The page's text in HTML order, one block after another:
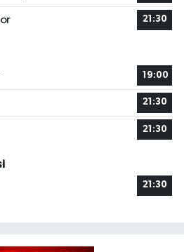
21:30
19:00
21:30
21:30
21:30